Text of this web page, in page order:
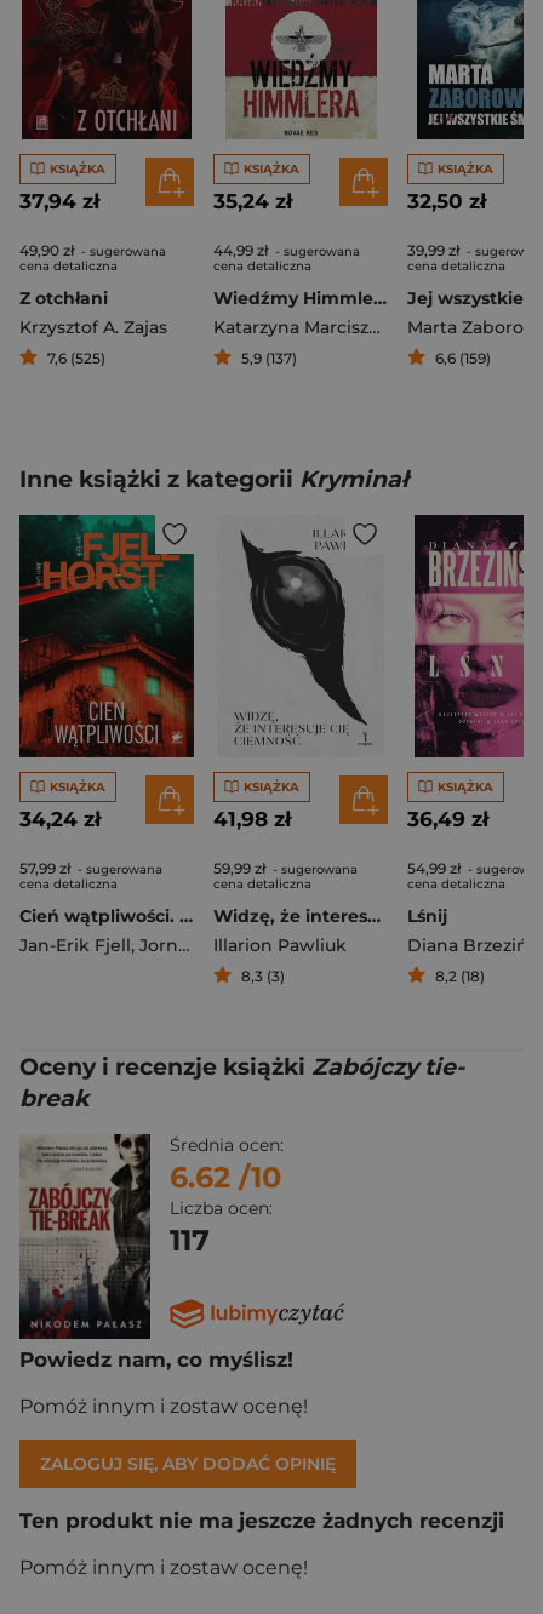
KSIĄŻKA
37,94 zł
49,90 zł - sugerowana
cena detaliczna
Z otchłani
Krzysztof A. Zajas
7,6 (525)
KSIĄŻKA
35,24 zł
44,99 zł - sugerowana
cena detaliczna
Wiedźmy Himmlera
Katarzyna Marciszewska
5,9 (137)
KSIĄŻKA
32,50 zł
39,99 zł -
cena detaliczna
Marta
6,6 (159)
Inne książki z kategorii Kryminał
KSIĄŻKA
34,24 zł
57,99 zł - sugerowana
cena detaliczna
Cień wątpliwości. Śledztwa Markusa Hegera. Tom 2
Jan-Erik Fjell, Jorn Lier Horst
KSIĄŻKA
41,98 zł
59,99 zł - sugerowana
cena detaliczna
Widzę, że interesuje cię ciemność
Illarion Pawliuk
8,3 (3)
KSIĄŻKA
36,49 zł
54,99 zł -
cena detaliczna
Lśnij
Diana
8,2 (18)
Oceny i recenzje książki Zabójczy tie-
break
Średnia ocen:
6.62 /10
Liczba ocen:
117
Powiedz nam, co myślisz!
Pomóż innym i zostaw ocenę!
ZALOGUJ SIĘ, ABY DODAĆ OPINIĘ
Ten produkt nie ma jeszcze żadnych recenzji
Pomóż innym i zostaw ocenę!